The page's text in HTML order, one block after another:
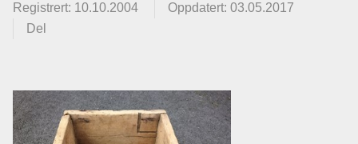
Registrert: 10.10.2004
Oppdatert: 03.05.2017
Del